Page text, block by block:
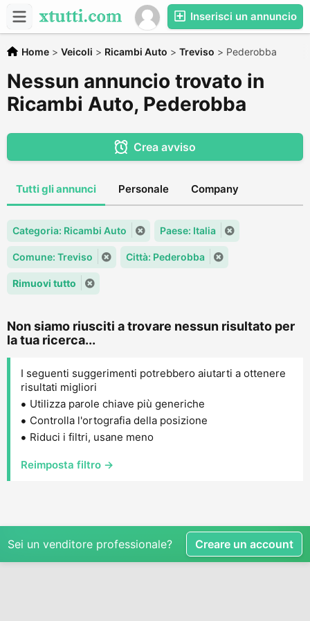
Inserisci un annuncio
Home > Veicoli > Ricambi Auto > Treviso > Pederobba
Nessun annuncio trovato in
Ricambi Auto, Pederobba
Crea avviso
Tutti gli annunci Personale Company
Categoria: Ricambi Auto Paese: Italia
Comune: Treviso Città: Pederobba
Rimuovi tutto
Non siamo riusciti a trovare nessun risultato per
la tua ricerca...
I seguenti suggerimenti potrebbero aiutarti a ottenere
risultati migliori
Utilizza parole chiave più generiche
Controlla l'ortografia della posizione
Riduci i filtri, usane meno
Reimposta filtro →
Sei un venditore professionale? Creare un account